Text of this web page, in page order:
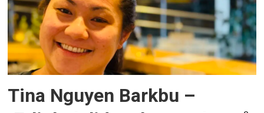
Tina Nguyen Barkbu –